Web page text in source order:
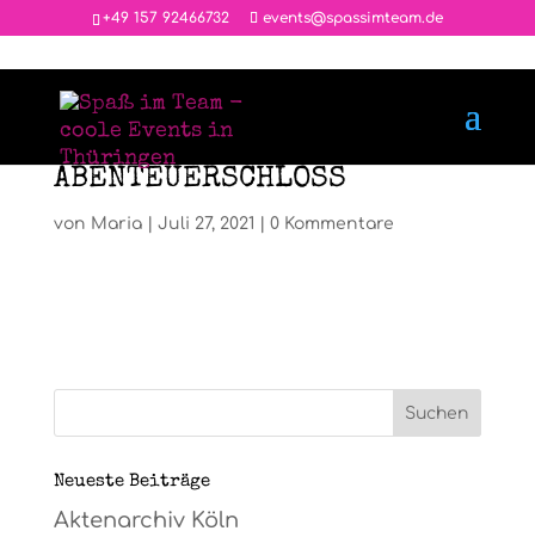
‭+49 157 92466732 events@spassimteam.de
ABENTEUERSCHLOSS
von Maria| Juli 27, 2021 0 Kommentare
Neueste Beiträge
Aktenarchiv Köln